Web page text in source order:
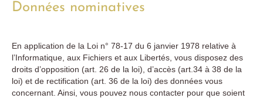
Données nominatives
En application de la Loi n° 78-17 du 6 janvier 1978 relative à
l’Informatique, aux Fichiers et aux Libertés, vous disposez des
droits d’opposition (art. 26 de la loi), d’accès (art.34 à 38 de la
loi) et de rectification (art. 36 de la loi) des données vous
concernant. Ainsi, vous pouvez nous contacter pour que soient